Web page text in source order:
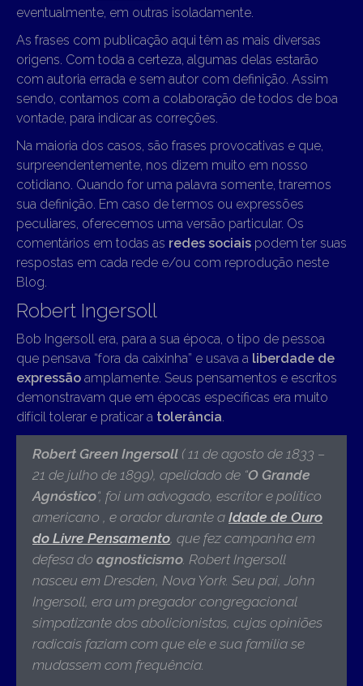
eventualmente, em outras isoladamente.
As frases com publicação aqui têm as mais diversas
origens. Com toda a certeza, algumas delas estarão
com autoria errada e sem autor com definição. Assim
sendo, contamos com a colaboração de todos de boa
vontade, para indicar as correções.
Na maioria dos casos, são frases provocativas e que,
surpreendentemente, nos dizem muito em nosso
cotidiano. Quando for uma palavra somente, traremos
sua definição. Em caso de termos ou expressões
peculiares, oferecemos uma versão particular. Os
comentários em todas as redes sociais podem ter suas
respostas em cada rede e/ou com reprodução neste
Blog.
Robert Ingersoll
Bob Ingersoll era, para a sua época, o tipo de pessoa
que pensava “fora da caixinha” e usava a liberdade de
expressão amplamente. Seus pensamentos e escritos
demonstravam que em épocas específicas era muito
difícil tolerar e praticar a tolerância.
Robert Green Ingersoll ( 11 de agosto de 1833 –
21 de julho de 1899), apelidado de “O Grande
Agnóstico“, foi um advogado, escritor e político
americano , e orador durante a Idade de Ouro
do Livre Pensamento, que fez campanha em
defesa do agnosticismo. Robert Ingersoll
nasceu em Dresden, Nova York. Seu pai, John
Ingersoll, era um pregador congregacional
simpatizante dos abolicionistas, cujas opiniões
radicais faziam com que ele e sua família se
mudassem com frequência.